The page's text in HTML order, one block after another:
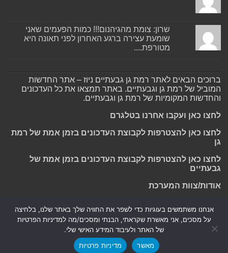
שרון: צומת מהגיהנום!!! כמות הפעמים שאני
שומעת עצירה ברגע האחרון לפני תאונה היא
מטורפת....
ברוכים הבאים לאתר רמת גן גבעתיים ניוז – אתר החדשות
המוביל של רמת גן וגבעתיים. באתר תמצאו את כל העדכונים
והחדשות המקומיות של רמת גן וגבעתיים.
לחצו כאן ועקבו אחרנו בטלגרם
לחצו כאן להצטרפות לקבוצת העדכונים בזמן אמת של רמת
גן
לחצו כאן להצטרפות לקבוצת העדכונים בזמן אמת של
גבעתיים
אודות/צוות המערכת
Powered byNintay
© כל הזכויות שמורות 2026, רמת גן גבעתיים ניוז.
אנחנו משתמשים בעוגיות כדי לשפר את החוויה שלך באתר שלנו, בלחיצה
על מסכים, אני מאשרת שקראתי, הבנתי ומסכים/מה למדיניות הפרטיות
של האתר ולעיבוד המידע האישי שלי.
מאשר
מדיניות פרטיות